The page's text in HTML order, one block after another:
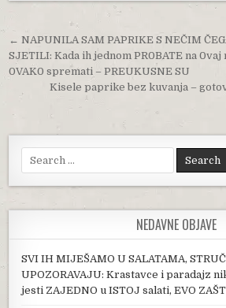
Post navigation
← NAPUNILA SAM PAPRIKE S NEČIM
SJETILI: Kada ih jednom PR0BATE na
0VAK0 spremati – PREUKUSNE SU
Kisele paprike bez kuvanja –
Search for:
NEDAVNE OBJAVE
SVI IH MIJEŠAMO U SALATAMA,
UPOZORAVAJU: Krastavce i paradajz
jesti ZAJEDNO u ISTOJ salati, EVO